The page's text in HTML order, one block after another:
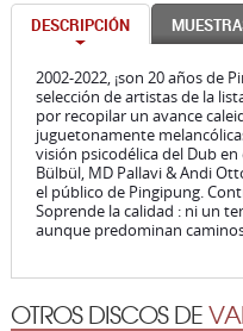
por recopilar un avance
juguetonamente
visión psicodélica del Dub
Bülbül, MD Pallavi & Andi
el público de Pingipung.
Soprende la calidad : ni un
aunque predominan
OTROS DISCOS DE